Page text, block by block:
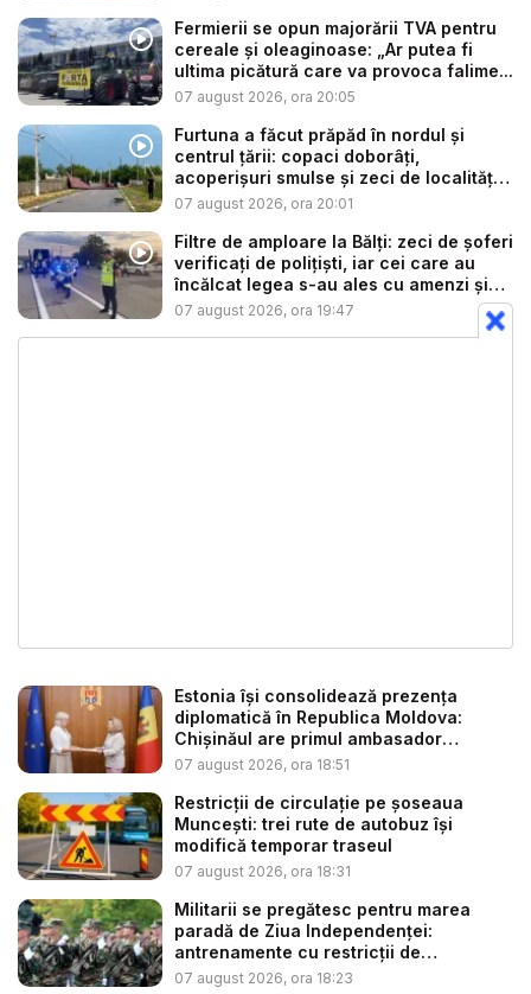
Fermierii se opun majorării TVA pentru
cereale și oleaginoase: „Ar putea fi
ultima picătură care va provoca falime...
07 august 2026, ora 20:05
Furtuna a făcut prăpăd în nordul și
centrul țării: copaci doborâți,
acoperișuri smulse și zeci de localități
...
07 august 2026, ora 20:01
Filtre de amploare la Bălți: zeci de șoferi
verificați de polițiști, iar cei care au
încălcat legea s-au ales cu amenzi și
s...
07 august 2026, ora 19:47
Estonia își consolidează prezența
diplomatică în Republica Moldova:
Chișinăul are primul ambasador
estonia...
07 august 2026, ora 18:51
Restricții de circulație pe șoseaua
Muncești: trei rute de autobuz își
modifică temporar traseul
07 august 2026, ora 18:31
Militarii se pregătesc pentru marea
paradă de Ziua Independenței:
antrenamente cu restricții de
circulație...
07 august 2026, ora 18:23